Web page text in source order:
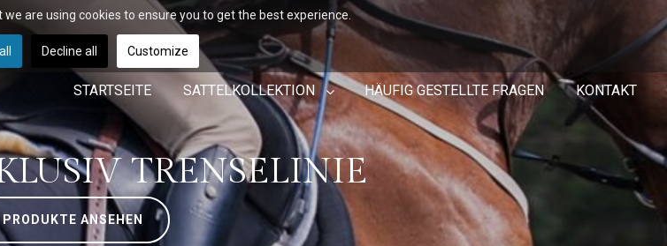
STARTSEITE SATTELKOLLEKTION HÄUFIG GESTELLTE FRAGEN KONTAKT
TRENSELINIE
PRODUKTE ANSEHEN
are using cookies to ensure you to get the best experience.
Decline all Customize